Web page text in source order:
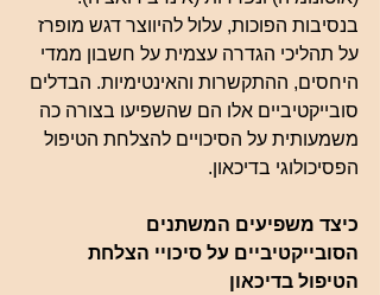
בנסיבות הפוכות, עלול להיווצר דגש מופרז
על תהליכי הגדרה עצמית על חשבון ממדי
היחסים, ההתקשרות והאינטימיות. הבדלים
סובייקטיביים אלו הם שהשפיעו בצורה כה
משמעותית על הסיכויים להצלחת הטיפול
הפסיכולוגי בדיכאון.
כיצד משפיעים המשתנים
הסובייקטיביים על סיכויי הצלחת
הטיפול בדיכאון